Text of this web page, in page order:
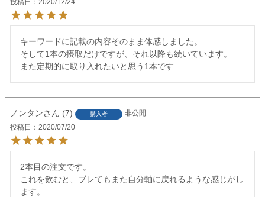
投稿日
2020/12/24
キーワードに記載の内容そのまま体感しました。
そして1本の摂取だけですが、それ以降も続いています。
また定期的に取り入れたいと思う1本です
ノンタン 7 購入者
非公開
投稿日
2020/07/20
2本目の注文です。
これを飲むと、ブレてもまた自分軸に戻れるような感じがし
ます。